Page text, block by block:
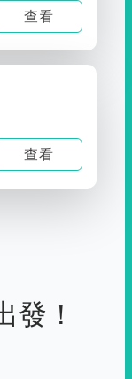
查看
查看
發！